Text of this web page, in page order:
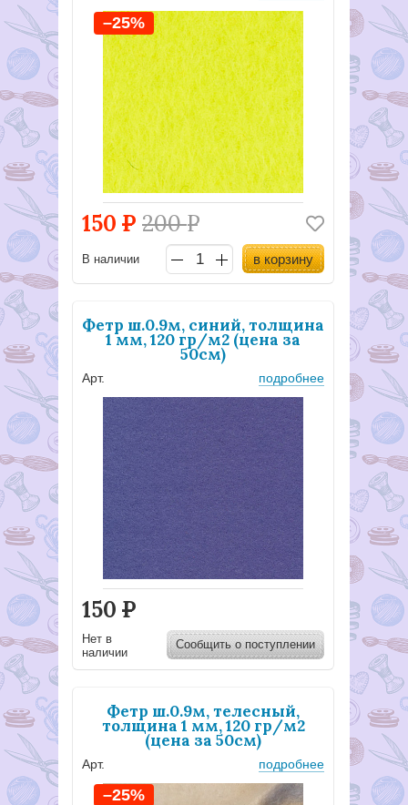
150 Р 200Р
–25%
В наличии в корзину
Фетр ш.0.9м, синий, толщина
1 мм, 120 гр/м2 (цена за
50см)
Арт. подробнее
150 Р
Нет в
наличии
Сообщить о поступлении
Фетр ш.0.9м, телесный,
толщина 1 мм, 120 гр/м2
(цена за 50см)
Арт. подробнее
–25%